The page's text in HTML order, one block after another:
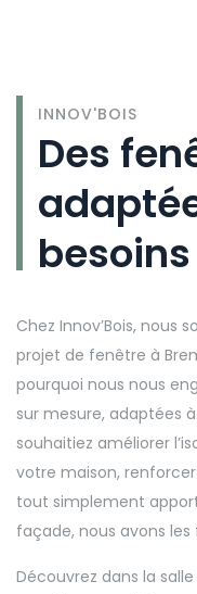
INNOV'BOIS
Des
besoins
Chez Innov’Bois, nous
projet de fenêtre à
pourquoi nous nous
sur mesure, adaptées
souhaitiez améliorer
votre maison,
tout simplement
façade, nous avons les
Découvrez dans la